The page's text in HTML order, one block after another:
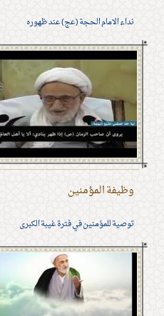
نداء الامام الحجة (عج) عند ظهوره
وظيفة المؤمنين
توصية للمؤمنين في فترة غيبة الكبرى